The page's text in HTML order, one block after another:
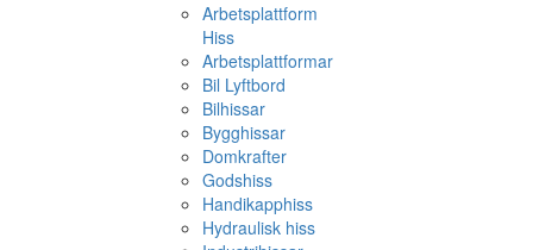
Arbetsplattform
Hiss
Arbetsplattformar
Bil Lyftbord
Bilhissar
Bygghissar
Domkrafter
Godshiss
Handikapphiss
Hydraulisk hiss